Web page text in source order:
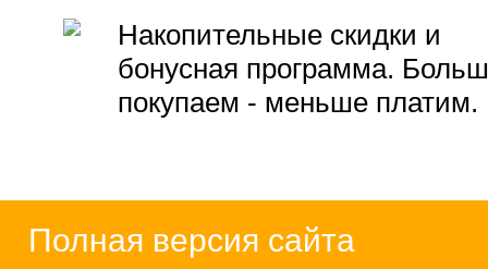
Накопительные скидки и
бонусная программа.
покупаем - меньше платим.
Полная версия сайта